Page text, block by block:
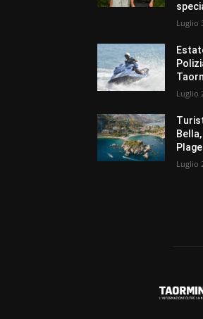
Luglio
Luglio
Luglio